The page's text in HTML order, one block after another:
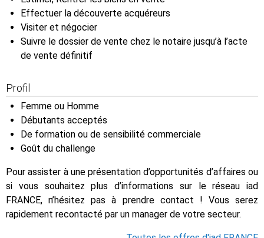
Effectuer la découverte acquéreurs
Visiter et négocier
Suivre le dossier de vente chez le notaire jusqu’à l’acte
de vente définitif
Profil
Femme ou Homme
Débutants acceptés
De formation ou de sensibilité commerciale
Goût du challenge
Pour assister à une présentation d’opportunités d’affaires ou
si vous souhaitez plus d’informations sur le réseau iad
FRANCE, n’hésitez pas à prendre contact ! Vous serez
rapidement recontacté par un manager de votre secteur.